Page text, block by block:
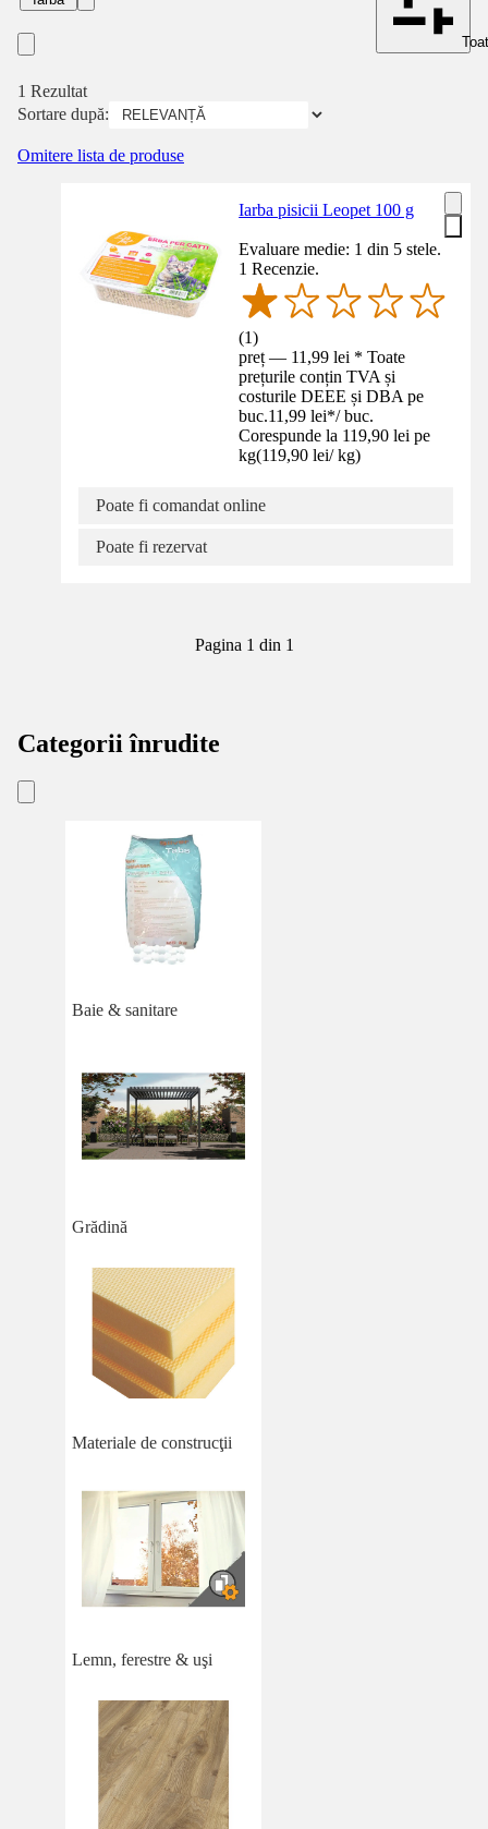
1 Rezultat
Sortare după:
Omitere lista de produse
Iarba pisicii Leopet 100 g
Evaluare medie: 1 din 5 stele.
1 Recenzie.
(1)
preț — 11,99 lei * Toate
prețurile conțin TVA și
costurile DEEE și DBA pe
buc.11,99 lei*/ buc.
Corespunde la 119,90 lei pe
kg(119,90 lei/ kg)
Poate fi comandat online
Poate fi rezervat
Pagina 1 din 1
Categorii înrudite
Baie & sanitare
Grădină
Materiale de construcţii
Lemn, ferestre & uşi